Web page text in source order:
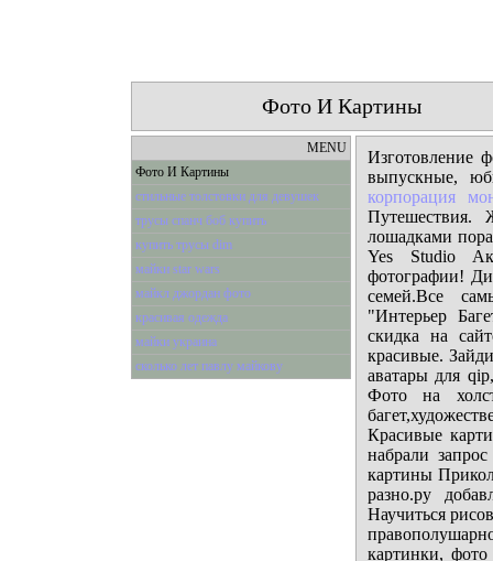
Фото И Картины
MENU
Фото И Картины
стильные толстовки для девушек
трусы спанч боб купить
купить трусы dim
майки star wars
майкл джордан фото
красивая одежда
майки украина
сколько лет павлу майкову
Изготовление
выпускные,
корпорация
лошадками
Yes Studio
фотографии!
семей.Все
"Интерьер
скидка на
красивые.
аватары для
Фото на
Красивые
набрали
картины
разно.ру
Научиться
картинки,